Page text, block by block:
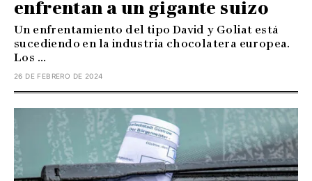
enfrentan a un gigante suizo
Un enfrentamiento del tipo David y Goliat está
sucediendo en la industria chocolatera europea.
Los ...
26 DE FEBRERO DE 2024